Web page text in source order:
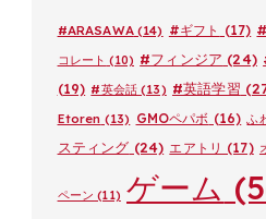
#ARASAWA(14) #ギフト (17)
コレート (10) #フィンジア (24)
(19) #英会話 (13) #英語学習
Etoren (13) GMOペパボ (16) ふ
スティング (24) エアトリ (17)
ペーン (11) ゲーム